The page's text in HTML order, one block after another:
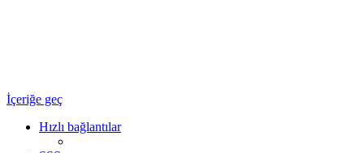
İçeriğe geç
Hızlı bağlantılar